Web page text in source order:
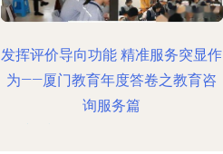
发挥评价导向功能 精准服务突显作
为——厦门教育年度答卷之教育咨
询服务篇